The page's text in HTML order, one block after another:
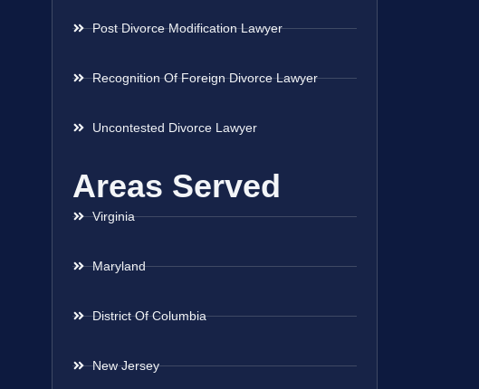
Post Divorce Modification Lawyer
Recognition Of Foreign Divorce Lawyer
Uncontested Divorce Lawyer
Areas Served
Virginia
Maryland
District Of Columbia
New Jersey